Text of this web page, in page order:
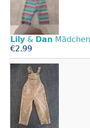
Lily & Dan
€2.99